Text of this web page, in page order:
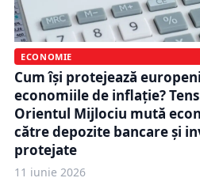
ECONOMIE
Cum își protejează
economiile de inflație?
Orientul Mijlociu mută
către depozite bancare și
protejate
11 iunie 2026